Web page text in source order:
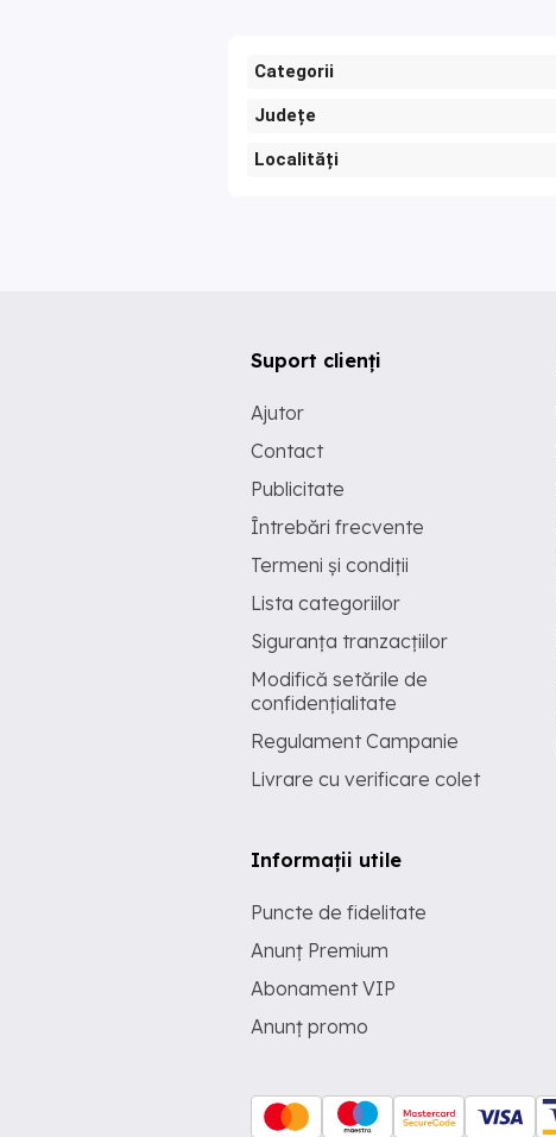
Categorii
Județe
Localități
Suport clienți
Ajutor
Contact
Publicitate
Întrebări frecvente
Termeni și condiții
Lista categoriilor
Siguranța tranzacțiilor
Modifică setările de
confidențialitate
Regulament Campanie
Livrare cu verificare colet
Informații utile
Puncte de fidelitate
Anunț Premium
Abonament VIP
Anunț promo